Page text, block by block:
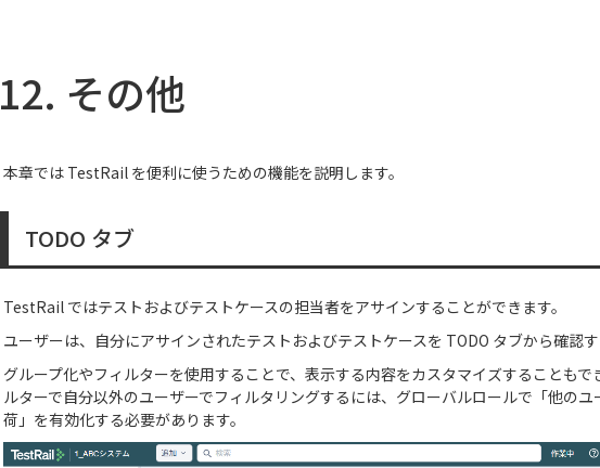
12. その他
本章では TestRail を便利に使うための機能を説明します。
TODO タブ
TestRail ではテストおよびテストケースの担当者をアサインすることができます。
ユーザーは、自分にアサインされたテストおよびテストケースを TODO タブから確認
グループ化やフィルターを使用することで、表示する内容をカスタマイズすることもで
ルターで自分以外のユーザーでフィルタリングするには、グローバルロールで「他の
荷」を有効化する必要があります。